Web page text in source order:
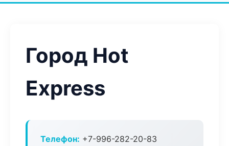
Город Hot
Express
Телефон: +7-996-282-20-83